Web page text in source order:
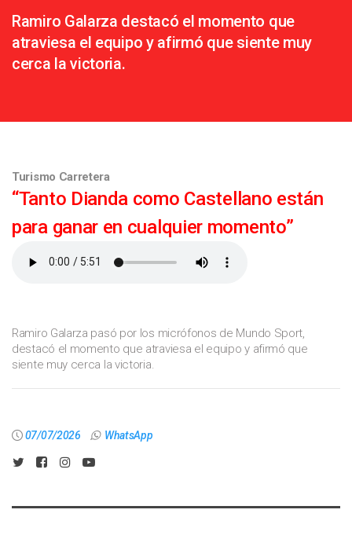
Ramiro Galarza destacó el momento que
atraviesa el equipo y afirmó que siente muy
cerca la victoria.
Turismo Carretera
“Tanto Dianda como Castellano están
para ganar en cualquier momento”
Ramiro Galarza pasó por los micrófonos de Mundo Sport,
destacó el momento que atraviesa el equipo y afirmó que
siente muy cerca la victoria.
07/07/2026 WhatsApp